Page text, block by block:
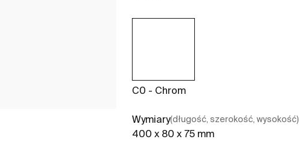
C0 - Chrom
Wymiary(długość, szerokość, wysokość)
400 x 80 x 75 mm